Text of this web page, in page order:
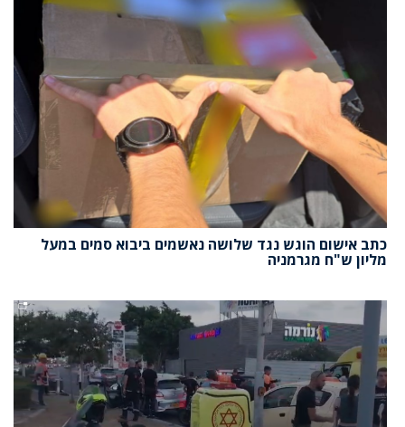
כתב אישום הוגש נגד שלושה נאשמים ביבוא סמים במעל
מליון ש"ח מגרמניה